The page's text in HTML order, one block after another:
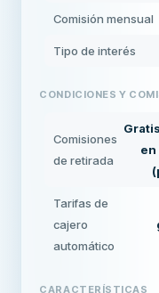
Comisión mensual
Tipo de interés
CONDICIONES Y
Comisiones
de retirada
en
Tarifas de
cajero
automático
CARACTERÍSTICAS